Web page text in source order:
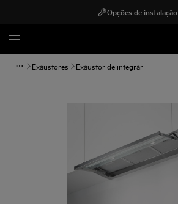
Opções de instalação
Exaustores Exaustor de integrar